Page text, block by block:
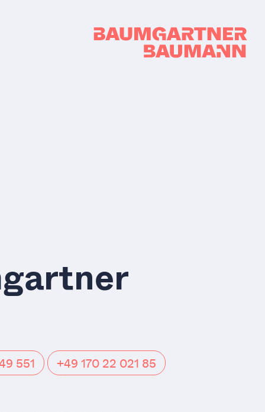
551 +49 170 22 021 85